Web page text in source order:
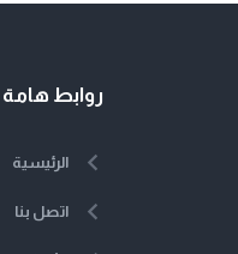
روابط هامة
الرئيسية
اتصل بنا